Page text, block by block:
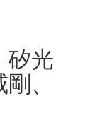
矽光
、